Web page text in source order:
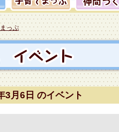
っぷ
3月6日 のイベント